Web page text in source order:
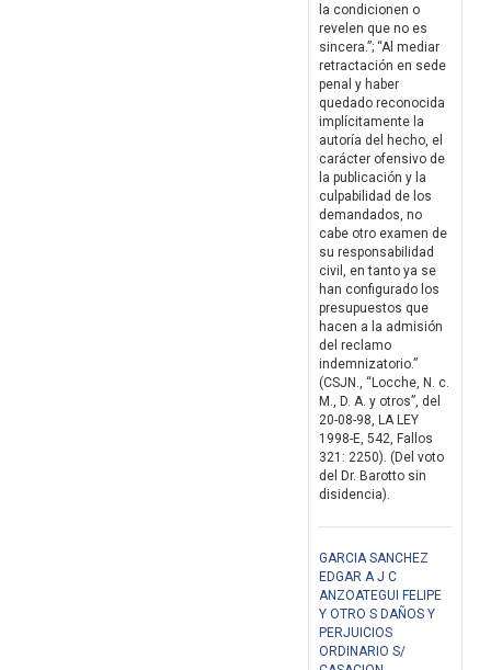
la condicionen o
revelen que no es
sincera.”; “Al mediar
retractación en sede
penal y haber
quedado reconocida
implícitamente la
autoría del hecho, el
carácter ofensivo de
la publicación y la
culpabilidad de los
demandados, no
cabe otro examen de
su responsabilidad
civil, en tanto ya se
han configurado los
presupuestos que
hacen a la admisión
del reclamo
indemnizatorio.”
(CSJN., “Locche, N. c.
M., D. A. y otros”, del
20-08-98, LA LEY
1998-E, 542, Fallos
321: 2250). (Del voto
del Dr. Barotto sin
disidencia).
GARCIA SANCHEZ
EDGAR A J C
ANZOATEGUI FELIPE
Y OTRO S DAÑOS Y
PERJUICIOS
ORDINARIO S/